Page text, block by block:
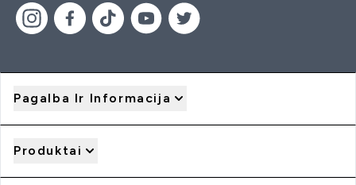
Pagalba Ir Informacija
Produktai